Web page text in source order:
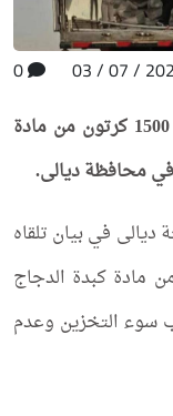
أعلنت وزارة الصحة اليوم الخميس إتلاف 1500 كرتون من مادة
في محافظة ديالى.
ديالى في بيان تلقاه
"أتلفت (1500) كرتون من مادة كبدة الدجاج
سوء التخزين وعدم